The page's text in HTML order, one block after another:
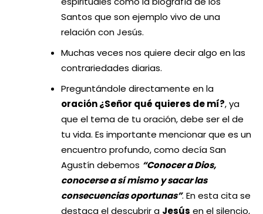
Santos que son ejemplo vivo de una
relación con Jesús.
Muchas veces nos quiere decir algo en las
contrariedades diarias.
Preguntándole directamente en la
oración ¿Señor qué quieres de mí?, ya
que el tema de tu oración, debe ser el de
tu vida. Es importante mencionar que es un
encuentro profundo, como decía San
Agustín debemos “Conocer a Dios,
conocerse a sí mismo y sacar las
consecuencias oportunas”. En esta cita se
destaca el descubrir a Jesús en el silencio,